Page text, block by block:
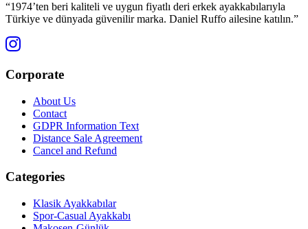
“1974’ten beri kaliteli ve uygun fiyatlı deri erkek ayakkabılarıyla
Türkiye ve dünyada güvenilir marka. Daniel Ruffo ailesine katılın.”
Corporate
About Us
Contact
GDPR Information Text
Distance Sale Agreement
Cancel and Refund
Categories
Klasik Ayakkabılar
Spor-Casual Ayakkabı